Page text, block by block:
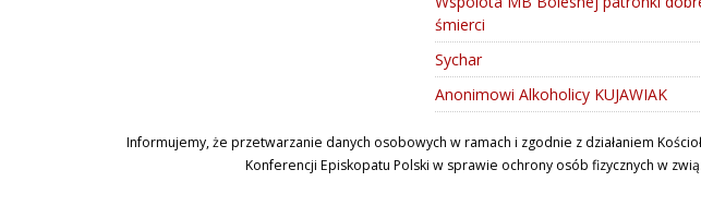
śmierci
Sychar
Anonimowi Alkoholicy KUJAWIAK
Informujemy, że przetwarzanie danych osobowych w ramach i zgodnie z działaniem
Konferencji Episkopatu Polski w sprawie ochrony osób fizycznych w